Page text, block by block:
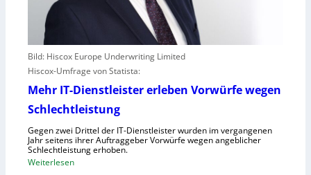
Bild: Hiscox Europe Underwriting Limited
Hiscox-Umfrage von Statista:
Mehr IT-Dienstleister erleben Vorwürfe wegen
Schlechtleistung
Gegen zwei Drittel der IT-Dienstleister wurden im vergangenen
Jahr seitens ihrer Auftraggeber Vorwürfe wegen angeblicher
Schlechtleistung erhoben.
Weiterlesen: